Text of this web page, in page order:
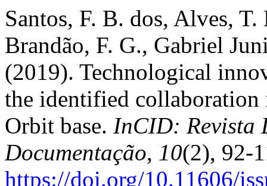
Santos, F. B. dos, Alves,
Brandão, F. G., Gabriel
(2019). Technological
the identified collaboration
Orbit base. InCID: Revista
Documentação, 10(2), 92-
https://doi.org/10.11606/